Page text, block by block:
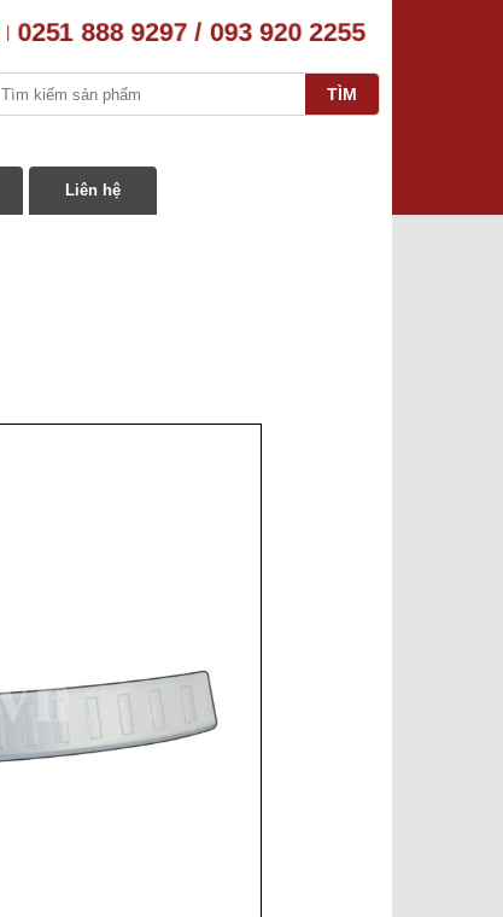
0251 888 9297 / 093 920 2255
Liên hệ